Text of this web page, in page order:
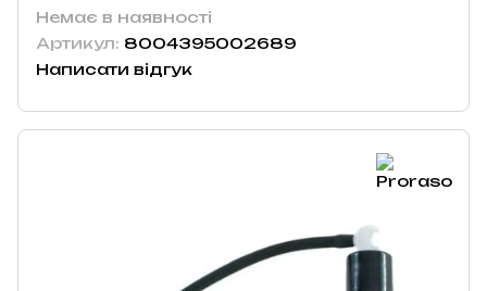
Немає в наявності
Артикул: 8004395002689
Написати відгук